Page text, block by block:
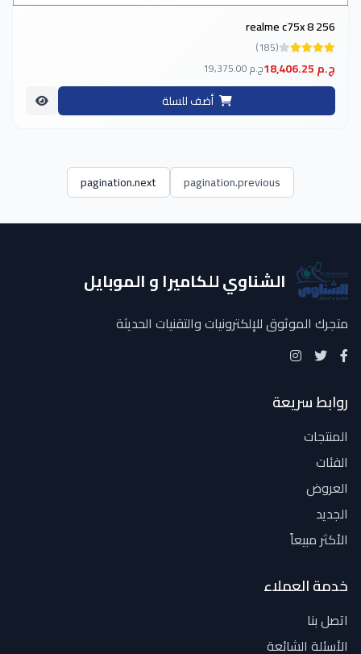
realme c75x 8 256
(185)
18,406.25 ج.م 19,375.00 ج.م
أضف للسلة
pagination.previous
pagination.next
الشناوي للكاميرا و الموبايل
متجرك الموثوق للإلكترونيات والتقنيات الحديثة
روابط سريعة
المنتجات
الفئات
العروض
الجديد
الأكثر مبيعاً
خدمة العملاء
اتصل بنا
الأسئلة الشائعة